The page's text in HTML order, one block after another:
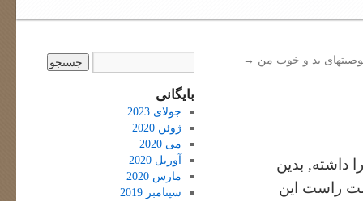
بد و خوب من →
داشته, بدین
راست این
بایگانی
جولای 2023
ژوئن 2020
می 2020
آوریل 2020
مارس 2020
سپتامبر 2019